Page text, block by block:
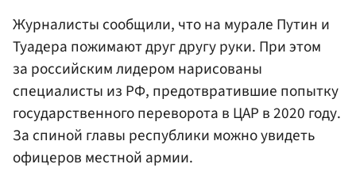
Журналисты сообщили, что на мурале Путин и
Туадера пожимают друг другу руки. При этом
за российским лидером нарисованы
специалисты из РФ, предотвратившие попытку
государственного переворота в ЦАР в 2020 году.
За спиной главы республики можно увидеть
офицеров местной армии.